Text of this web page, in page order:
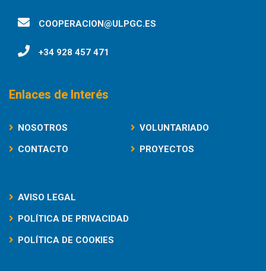
COOPERACION@ULPGC.ES
+34 928 457 471
Enlaces de Interés
NOSOTROS
VOLUNTARIADO
CONTACTO
PROYECTOS
AVISO LEGAL
POLÍTICA DE PRIVACIDAD
POLÍTICA DE COOKIES